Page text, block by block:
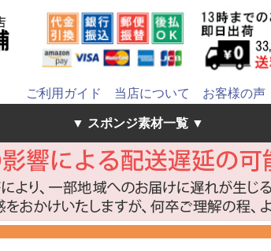
ご利用ガイド 当店について お客様の声
▼ スポンジ素材一覧 ▼